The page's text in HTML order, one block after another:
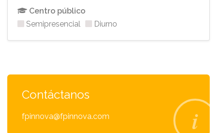
Centro público
Semipresencial
Diurno
Contáctanos
fpinnova@fpinnova.com